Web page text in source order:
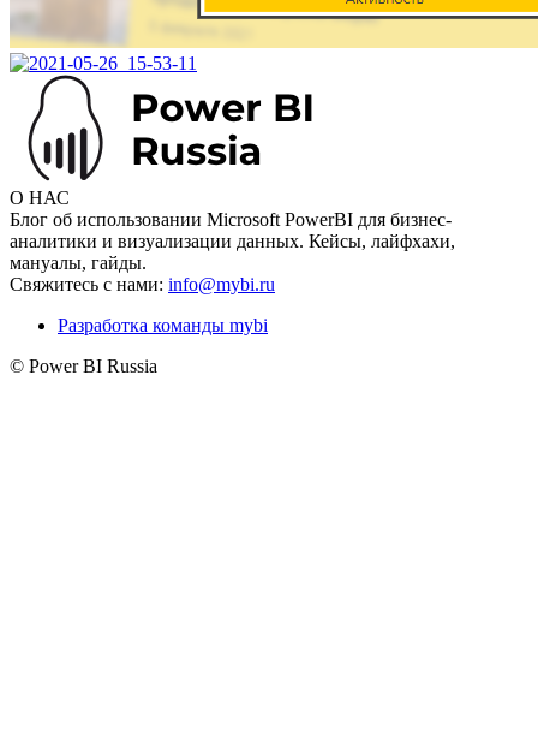
О НАС
Блог об использовании Microsoft PowerBI для бизнес-
аналитики и визуализации данных. Кейсы, лайфхахи,
мануалы, гайды.
Свяжитесь с нами: info@mybi.ru
Разработка команды mybi
© Power BI Russia